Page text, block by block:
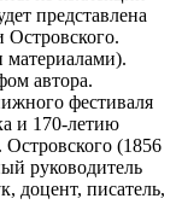
представлена
Островского.
автора.
фестиваля
и 170-летию
(1856
руководитель
доцент, писатель,